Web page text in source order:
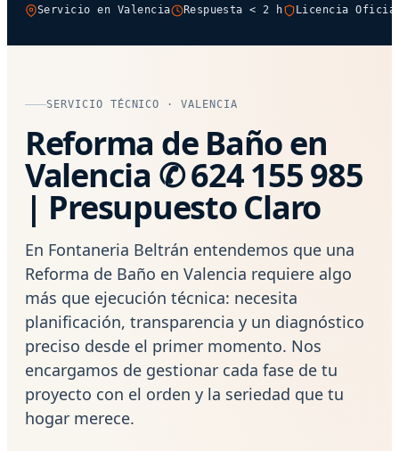
Servicio en Valencia Respuesta < 2 h Licencia
SERVICIO TÉCNICO · VALENCIA
Reforma de Baño en
Valencia ✆ 624 155 985
| Presupuesto Claro
En Fontaneria Beltrán entendemos que una
Reforma de Baño en Valencia requiere algo
más que ejecución técnica: necesita
planificación, transparencia y un diagnóstico
preciso desde el primer momento. Nos
encargamos de gestionar cada fase de tu
proyecto con el orden y la seriedad que tu
hogar merece.